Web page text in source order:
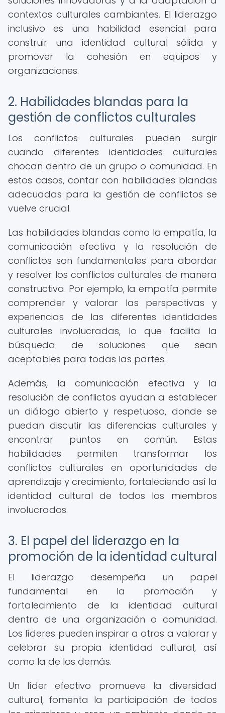
contextos culturales cambiantes. El liderazgo
inclusivo es una habilidad esencial para
construir una identidad cultural sólida y
promover la cohesión en equipos y
organizaciones.
2. Habilidades blandas para la
gestión de conflictos culturales
Los conflictos culturales pueden surgir
cuando diferentes identidades culturales
chocan dentro de un grupo o comunidad. En
estos casos, contar con habilidades blandas
adecuadas para la gestión de conflictos se
vuelve crucial.
Las habilidades blandas como la empatía, la
comunicación efectiva y la resolución de
conflictos son fundamentales para abordar
y resolver los conflictos culturales de manera
constructiva. Por ejemplo, la empatía permite
comprender y valorar las perspectivas y
experiencias de las diferentes identidades
culturales involucradas, lo que facilita la
búsqueda de soluciones que sean
aceptables para todas las partes.
Además, la comunicación efectiva y la
resolución de conflictos ayudan a establecer
un diálogo abierto y respetuoso, donde se
puedan discutir las diferencias culturales y
encontrar puntos en común. Estas
habilidades permiten transformar los
conflictos culturales en oportunidades de
aprendizaje y crecimiento, fortaleciendo así la
identidad cultural de todos los miembros
involucrados.
3. El papel del liderazgo en la
promoción de la identidad cultural
El liderazgo desempeña un papel
fundamental en la promoción y
fortalecimiento de la identidad cultural
dentro de una organización o comunidad.
Los líderes pueden inspirar a otros a valorar y
celebrar su propia identidad cultural, así
como la de los demás.
Un líder efectivo promueve la diversidad
cultural, fomenta la participación de todos